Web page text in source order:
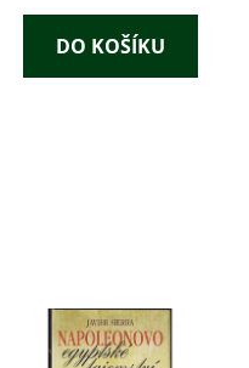
DO KOŠÍKU